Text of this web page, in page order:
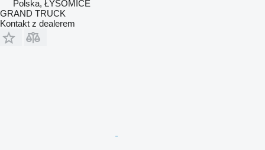
Polska, ŁYSOMICE
GRAND TRUCK
Kontakt z dealerem